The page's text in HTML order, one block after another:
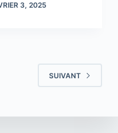
3, 2025
SUIVANT